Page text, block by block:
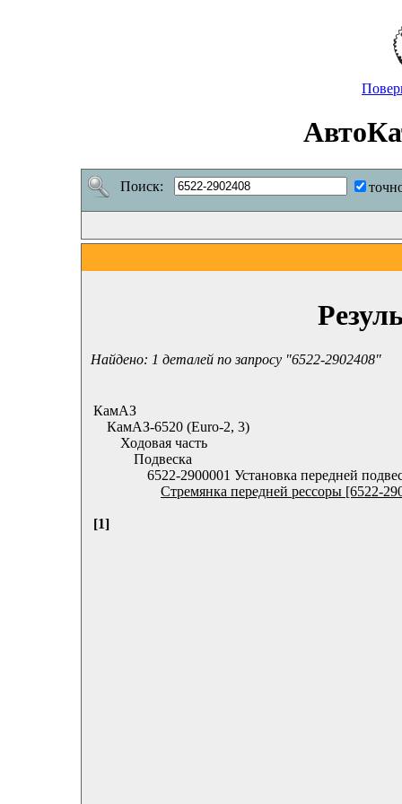
Поиск:
Найдено: 1 деталей по запросу "6522-2902408"
КамАЗ
КамАЗ-6520 (Euro-2, 3)
Ходовая часть
Подвеска
6522-2900001 Установка передней
Стремянка передней рессоры [6522-
[1]